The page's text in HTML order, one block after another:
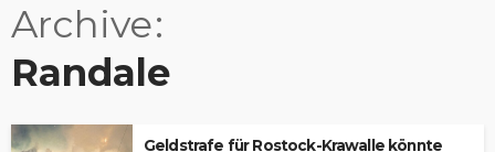
Archive
Randale
Geldstrafe für Rostock-Krawalle könnte